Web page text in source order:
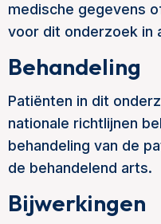
medische gegevens
voor dit onderzoek in
Behandeling
Patiënten in dit
nationale richtlijnen
behandeling van de
de behandelend arts.
Bijwerkingen